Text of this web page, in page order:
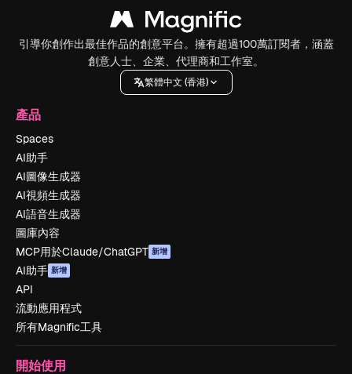
引導你創作出最佳作品的創意平台。擁有超過100萬訂閱者，涵蓋
創意人士、企業、代理商和工作室。
繁體中文 (香港)
產品
Spaces
AI助手
AI圖像生成器
AI視頻生成器
AI語音生成器
圖庫內容
MCP用於Claude/ChatGPT 新增
AI助手 新增
API
流動應用程式
所有Magnific工具
開始使用